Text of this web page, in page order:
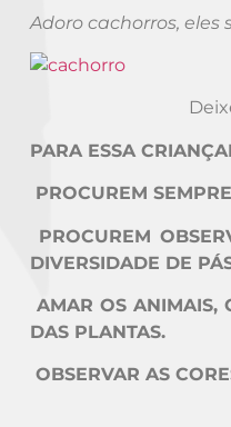
Adoro cachorros,
PARA ESSA
PROCUREM
PROCUREM
DIVERSIDADE DE
AMAR OS ANIMAIS,
DAS PLANTAS.
OBSERVAR AS